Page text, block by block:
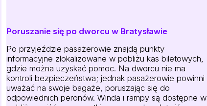
Poruszanie się po dworcu w Bratysławie
Po przyjeździe pasażerowie znajdą punkty
informacyjne zlokalizowane w pobliżu kas biletowych,
gdzie można uzyskać pomoc. Na dworcu nie ma
kontroli bezpieczeństwa; jednak pasażerowie powinni
uważać na swoje bagaże, poruszając się do
odpowiednich peronów. Winda i rampy są dostępne w